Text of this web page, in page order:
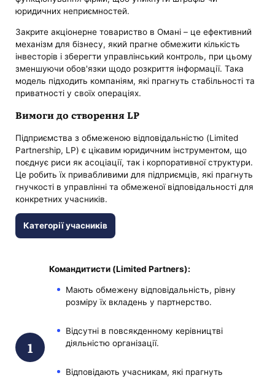
юридичних неприємностей.
Закрите акціонерне товариство в Омані – це ефективний
механізм для бізнесу, який прагне обмежити кількість
інвесторів і зберегти управлінський контроль, при цьому
зменшуючи обов'язки щодо розкриття інформації. Така
модель підходить компаніям, які прагнуть стабільності та
приватності у своїх операціях.
Вимоги до створення LP
Підприємства з обмеженою відповідальністю (Limited
Partnership, LP) є цікавим юридичним інструментом, що
поєднує риси як асоціації, так і корпоративної структури.
Це робить їх привабливими для підприємців, які прагнуть
гнучкості в управлінні та обмеженої відповідальності для
конкретних учасників.
Категорії учасників
Командитисти (Limited Partners):
Мають обмежену відповідальність, рівну
розміру їх вкладень у партнерство.
Відсутні в повсякденному керівництві
діяльністю організації.
Відповідають учасникам, які прагнуть